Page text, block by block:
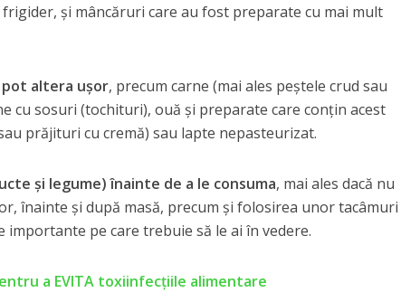
şi mâncăruri care au fost preparate cu mai mult
pot altera uşor, precum carne (mai ales peştele crud sau
cu sosuri (tochituri), ouă şi preparate care conţin acest
prăjituri cu cremă) sau lapte nepasteurizat.
şi legume) înainte de a le consuma, mai ales dacă nu
înainte şi după masă, precum şi folosirea unor tacâmuri
importante pe care trebuie să le ai în vedere.
a EVITA toxiinfecțiile alimentare